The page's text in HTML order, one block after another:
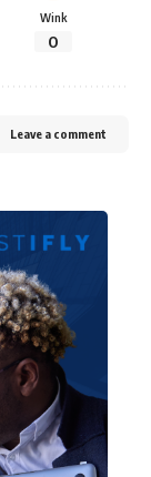
Wink
0
Leave a comment